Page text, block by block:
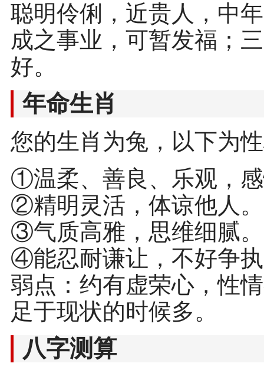
聪明伶俐，近贵人，中
成之事业，可暂发福；
好。
年命生肖
您的生肖为兔，以下为
①温柔、善良、乐观，
②精明灵活，体谅他人。
③气质高雅，思维细腻。
④能忍耐谦让，不好争
弱点：约有虚荣心，性
足于现状的时候多。
八字测算